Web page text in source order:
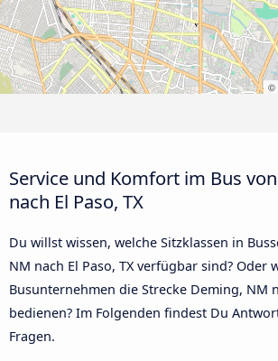
©
Service und Komfort im Bus
nach El Paso, TX
Du willst wissen, welche Sitzklassen in
NM nach El Paso, TX verfügbar sind? Oder
Busunternehmen die Strecke Deming, NM
bedienen? Im Folgenden findest Du
Fragen.